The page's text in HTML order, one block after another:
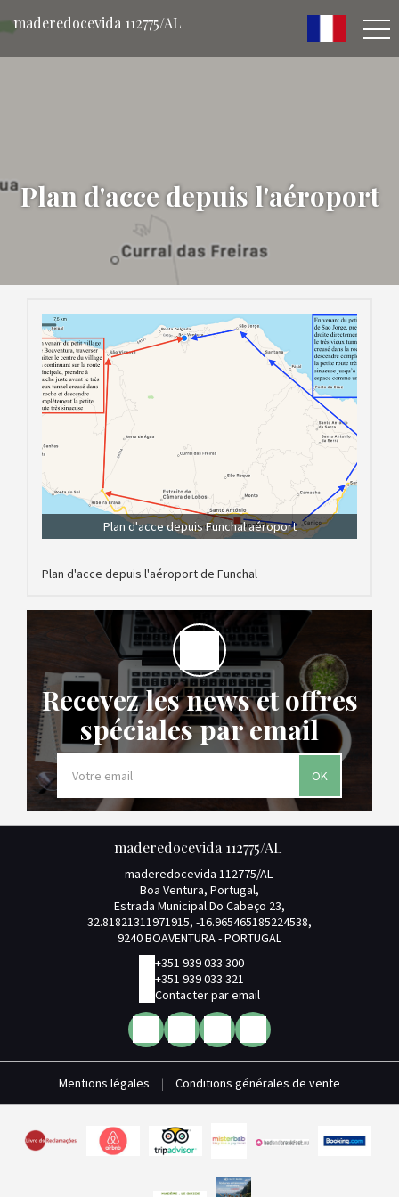
maderedocevida 112775/AL
Plan d'acce depuis l'aéroport
Plan d'acce depuis Funchal aéroport
Plan d'acce depuis l'aéroport de Funchal
Recevez les news et offres
spéciales par email
OK
maderedocevida 112775/AL
maderedocevida 112775/AL
Boa Ventura, Portugal,
Estrada Municipal Do Cabeço 23,
32.81821311971915, -16.965465185224538,
9240 BOAVENTURA - PORTUGAL
+351 939 033 300
+351 939 033 321
Contacter par email
Mentions légales | Conditions générales de vente